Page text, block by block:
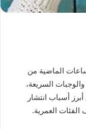
الماضية من
السريعة،
أسباب انتشار
العمرية.